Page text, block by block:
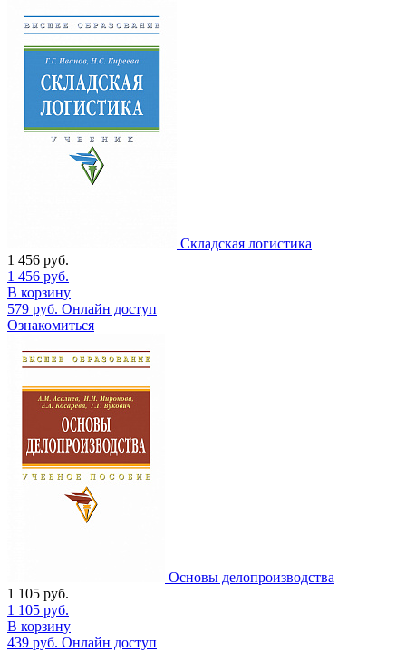
Складская логистика
1 456 руб.
1 456 руб.
В корзину
579 руб. Онлайн доступ
Ознакомиться
Основы делопроизводства
1 105 руб.
1 105 руб.
В корзину
439 руб. Онлайн доступ